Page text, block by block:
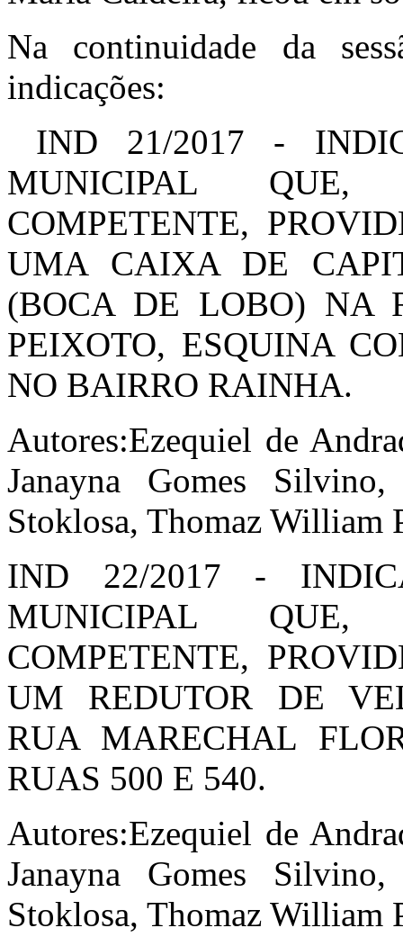
Na continuidade da
indicações:
IND 21/2017 -
MUNICIPAL
COMPETENTE,
UMA CAIXA DE
(BOCA DE LOBO) NA
PEIXOTO, ESQUINA
NO BAIRRO RAINHA.
Autores:Ezequiel de
Janayna Gomes
Stoklosa, Thomaz William
IND 22/2017 -
MUNICIPAL
COMPETENTE,
UM REDUTOR DE
RUA MARECHAL
RUAS 500 E 540.
Autores:Ezequiel de
Janayna Gomes
Stoklosa, Thomaz William